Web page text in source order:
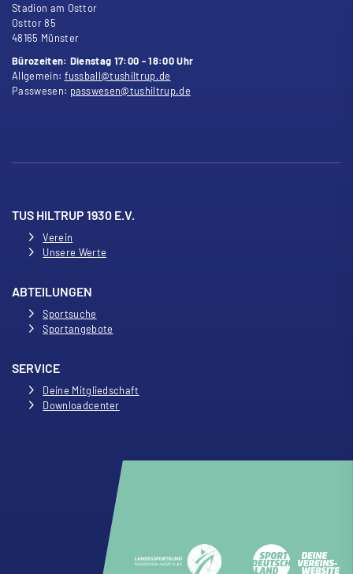
Stadion am Osttor
Osttor 85
48165 Münster
Bürozeiten: Dienstag 17:00 - 18:00 Uhr
Allgemein: fussball@tushiltrup.de
Passwesen: passwesen@tushiltrup.de
TUS HILTRUP 1930 E.V.
Verein
Unsere Werte
ABTEILUNGEN
Sportsuche
Sportangebote
SERVICE
Deine Mitgliedschaft
Downloadcenter